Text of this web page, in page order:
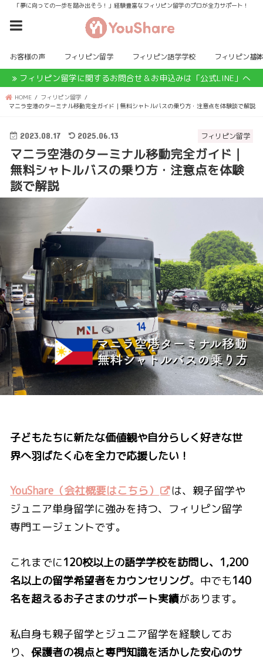
「夢に向っての一歩を踏み出そう！」経験豊富なフィリピン留学のプロが全力サポート！
お客様の声 フィリピン留学 フィリピン語学学校 フィリピン基
フィリピン留学に関するお問合せ＆お申込みは「公式LINE」へ
HOME
フィリピン留学
マニラ空港のターミナル移動完全ガイド｜無料シャトルバスの乗り方・注意点を体験談で解説
フィリピン留学
2023.08.17 2025.06.13
マニラ空港のターミナル移動完全ガイド｜
無料シャトルバスの乗り方・注意点を体験
談で解説
子どもたちに新たな価値観や自分らしく好きな世
界へ羽ばたく心を全力で応援したい！
YouShare（会社概要はこちら）
は、親子留学や
ジュニア単身留学に強みを持つ、フィリピン留学
専門エージェントです。
これまでに120校以上の語学学校を訪問し、1,200
名以上の留学希望者をカウンセリング。中でも140
名を超えるお子さまのサポート実績があります。
私自身も親子留学とジュニア留学を経験してお
り、保護者の視点と専門知識を活かした安心のサ